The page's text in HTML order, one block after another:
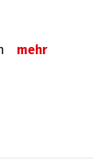
mehr